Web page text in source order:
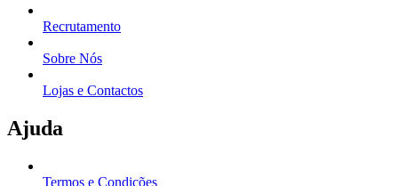
Recrutamento
Sobre Nós
Lojas e Contactos
Ajuda
Termos e Condições